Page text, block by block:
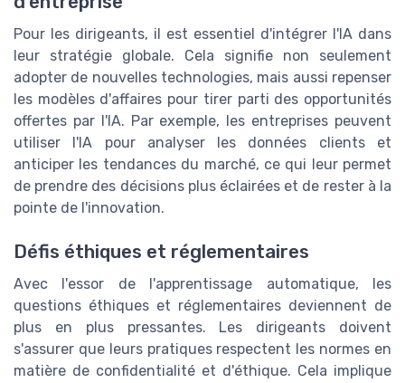
Pour les dirigeants, il est essentiel d'intégrer l'IA dans
leur stratégie globale. Cela signifie non seulement
adopter de nouvelles technologies, mais aussi repenser
les modèles d'affaires pour tirer parti des opportunités
offertes par l'IA. Par exemple, les entreprises peuvent
utiliser l'IA pour analyser les données clients et
anticiper les tendances du marché, ce qui leur permet
de prendre des décisions plus éclairées et de rester à la
pointe de l'innovation.
Défis éthiques et réglementaires
Avec l'essor de l'apprentissage automatique, les
questions éthiques et réglementaires deviennent de
plus en plus pressantes. Les dirigeants doivent
s'assurer que leurs pratiques respectent les normes en
matière de confidentialité et d'éthique. Cela implique